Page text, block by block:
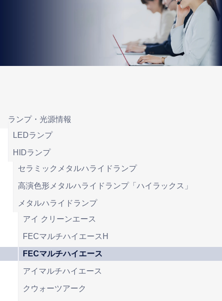
ランプ・光源情報
LEDランプ
HIDランプ
セラミックメタルハライドランプ
高演色形メタルハライドランプ「ハイラックス」
メタルハライドランプ
アイ クリーンエース
FECマルチハイエースH
FECマルチハイエース
アイマルチハイエース
クウォーツアーク